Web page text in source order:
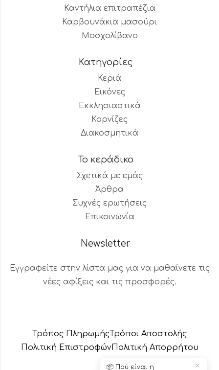
Καντήλια επιτραπέζια
Καρβουνάκια μασούρι
Μοσχολίβανο
Κατηγορίες
Κεριά
Εικόνες
Εκκλησιαστικά
Κορνίζες
Διακοσμητικά
Το κεράδικο
Σχετικά με εμάς
Άρθρα
Συχνές ερωτήσεις
Επικοινωνία
Newsletter
Εγγραφείτε στην λίστα μας για να μαθαίνετε τις
νέες αφίξεις και τις προσφορές.
Τρόπος ΠληρωμήςΤρόποι Αποστολής
Πολιτική ΕπιστροφώνΠολιτική Aπορρήτου
✕
📦 Πού είναι η